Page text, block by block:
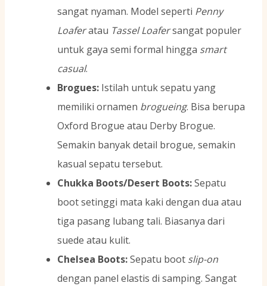
sangat nyaman. Model seperti Penny
Loaferatau Tassel Loafersangat populer
untuk gaya semi formal hingga smart
casual.
Brogues: Istilah untuk sepatu yang
memiliki ornamen brogueing. Bisa berupa
Oxford Brogue atau Derby Brogue.
Semakin banyak detail brogue, semakin
kasual sepatu tersebut.
Chukka Boots/Desert Boots:Sepatu
boot setinggi mata kaki dengan dua atau
tiga pasang lubang tali. Biasanya dari
suede atau kulit.
Chelsea Boots:Sepatu boot slip-on
dengan panel elastis di samping. Sangat